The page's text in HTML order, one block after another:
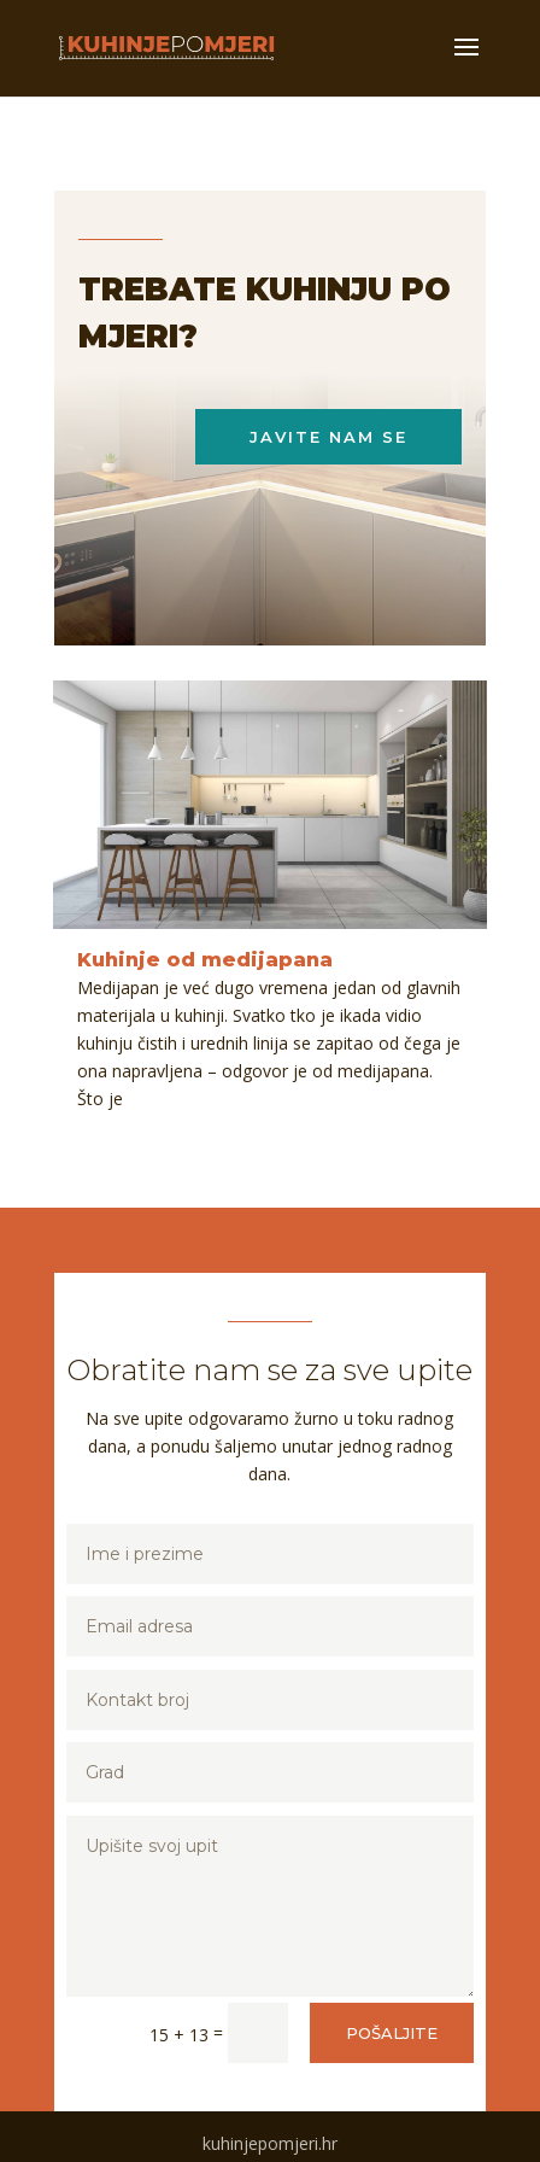
TREBATE KUHINJU PO
MJERI?
JAVITE NAM SE
Kuhinje od medijapana
Medijapan je već dugo vremena jedan od glavnih
materijala u kuhinji. Svatko tko je ikada vidio
kuhinju čistih i urednih linija se zapitao od čega je
ona napravljena – odgovor je od medijapana.
Što je
Obratite nam se za sve upite
Na sve upite odgovaramo žurno u toku radnog
dana, a ponudu šaljemo unutar jednog radnog
dana.
15 + 13 = POŠALJITE
kuhinjepomjeri.hr